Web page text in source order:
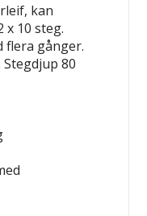
kan
x 10 steg.
flera gånger.
80